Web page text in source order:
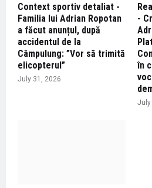
Context sportiv detaliat -
Familia lui Adrian Ropotan
a făcut anunțul, după
accidentul de la
Câmpulung: ”Vor să trimită
elicopterul”
July 31, 2026
-
în
July